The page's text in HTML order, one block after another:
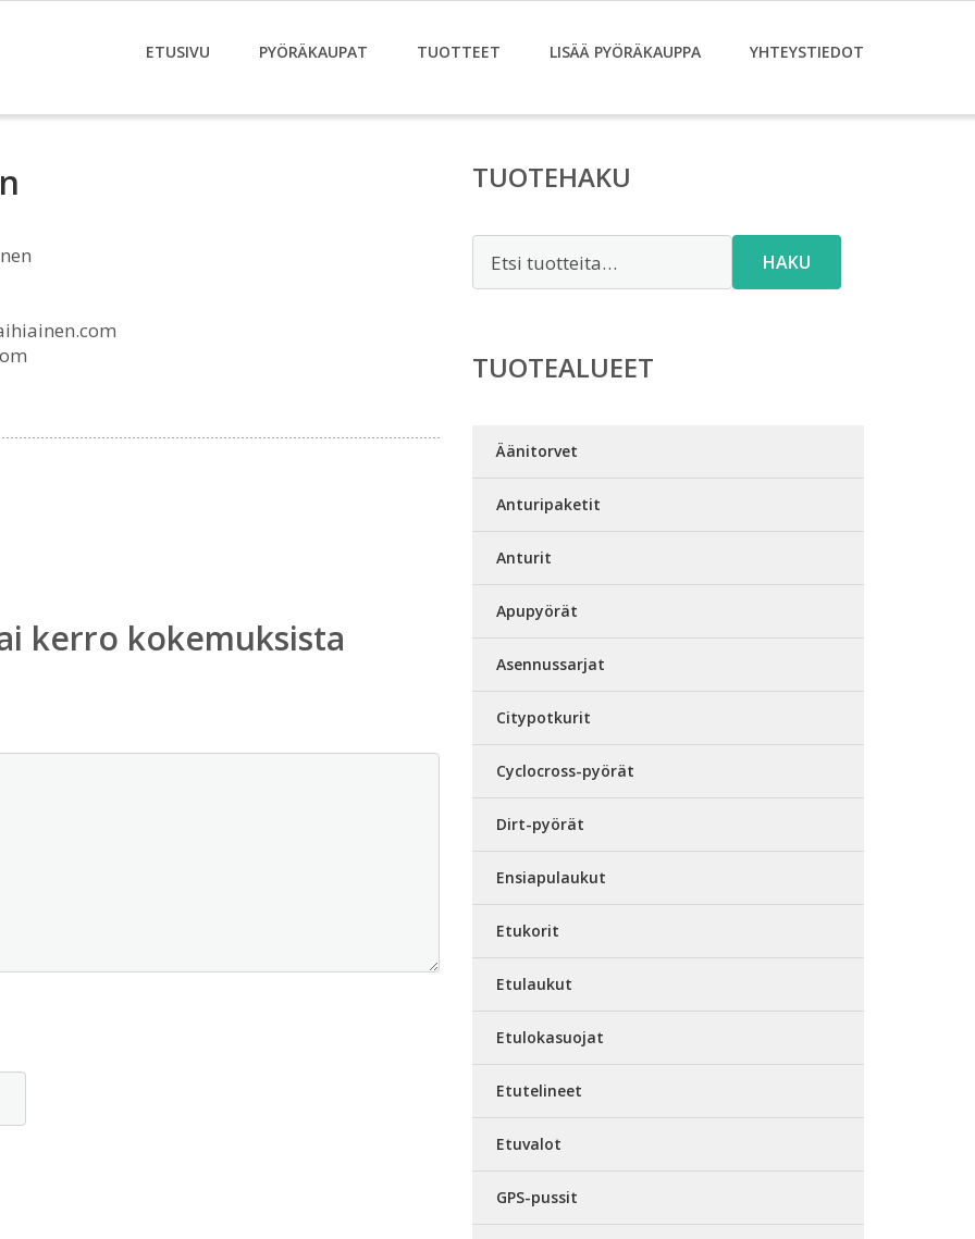
ETUSIVU PYÖRÄKAUPAT TUOTTEET LISÄÄ PYÖRÄKAUPPA YHTEYSTIEDOT
kerro kokemuksista
TUOTEHAKU
HAKU
TUOTEALUEET
Äänitorvet
Anturipaketit
Anturit
Apupyörät
Asennussarjat
Citypotkurit
Cyclocross-pyörät
Dirt-pyörät
Ensiapulaukut
Etukorit
Etulaukut
Etulokasuojat
Etutelineet
Etuvalot
GPS-pussit